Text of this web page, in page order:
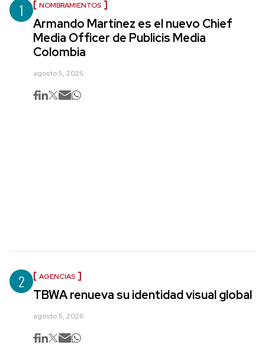
1 NOMBRAMIENTOS
Armando Martínez es el nuevo Chief
Media Officer de Publicis Media
Colombia
agosto 5, 2026
2 AGENCIAS
TBWA renueva su identidad visual global
agosto 5, 2026